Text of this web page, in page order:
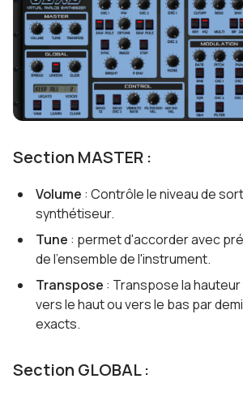
Section MASTER :
Volume : Contrôle le niveau de
synthétiseur.
Tune : permet d'accorder avec
de l'ensemble de l'instrument.
Transpose : Transpose la
vers le haut ou vers le bas par
exacts.
Section GLOBAL :